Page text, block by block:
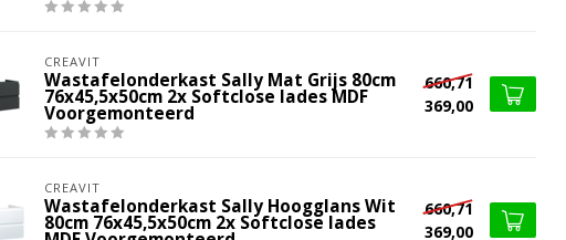
CREAVIT
Wastafelonderkast Sally Mat Grijs 80cm
76x45,5x50cm 2x Softclose lades MDF
Voorgemonteerd
660,71
369,00
CREAVIT
Wastafelonderkast Sally Hoogglans Wit
80cm 76x45,5x50cm 2x Softclose lades
660,71
369,00